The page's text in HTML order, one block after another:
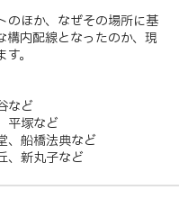
のほか、なぜその場所に基
構内配線となったのか、現
。
など
平塚など
、船橋法典など
、新丸子など